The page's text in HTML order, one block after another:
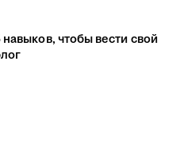
навыков, чтобы вести свой